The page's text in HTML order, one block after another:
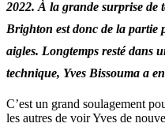
2022. À la grande surprise de
Brighton est donc de la partie
aigles. Longtemps resté dans
technique, Yves Bissouma a
C’est un grand soulagement
les autres de voir Yves de